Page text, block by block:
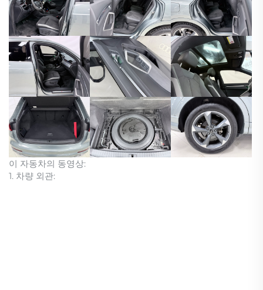
이 자동차의 동영상:
1. 차량 외관: